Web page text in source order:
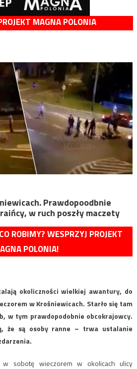
MAGNA POLONIA
Prawdopoodbnie
w ruch poszły maczety
ROBIMY? WESPRZYJ PROJEKT
POLONIA!
okoliczności wielkiej awantury, do
w Krośniewicach. Starło się tam
w tym prawdopodobnie obcokrajowcy.
że są osoby ranne – trwa ustalanie
w sobotę wieczorem w okolicach ulicy